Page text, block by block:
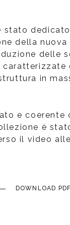
stato dedicato
della
delle
caratterizzate
in
e coerente
è
il video
DOWNLOAD PDF